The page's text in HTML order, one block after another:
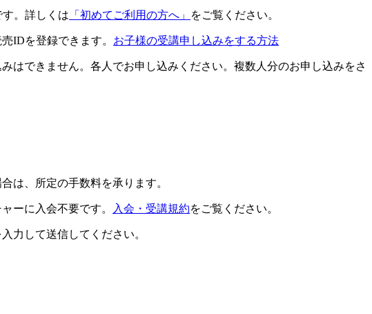
。詳しくは 「初めてご利用の方へ」 をご覧ください。
IDを登録できます。 お子様の受講申し込みをする方法
できません。各人でお申し込みください。複数人分のお申し込みをさ
は、所定の手数料を承ります。
ーに入会不要です。 入会・受講規約をご覧ください。
力して送信してください。